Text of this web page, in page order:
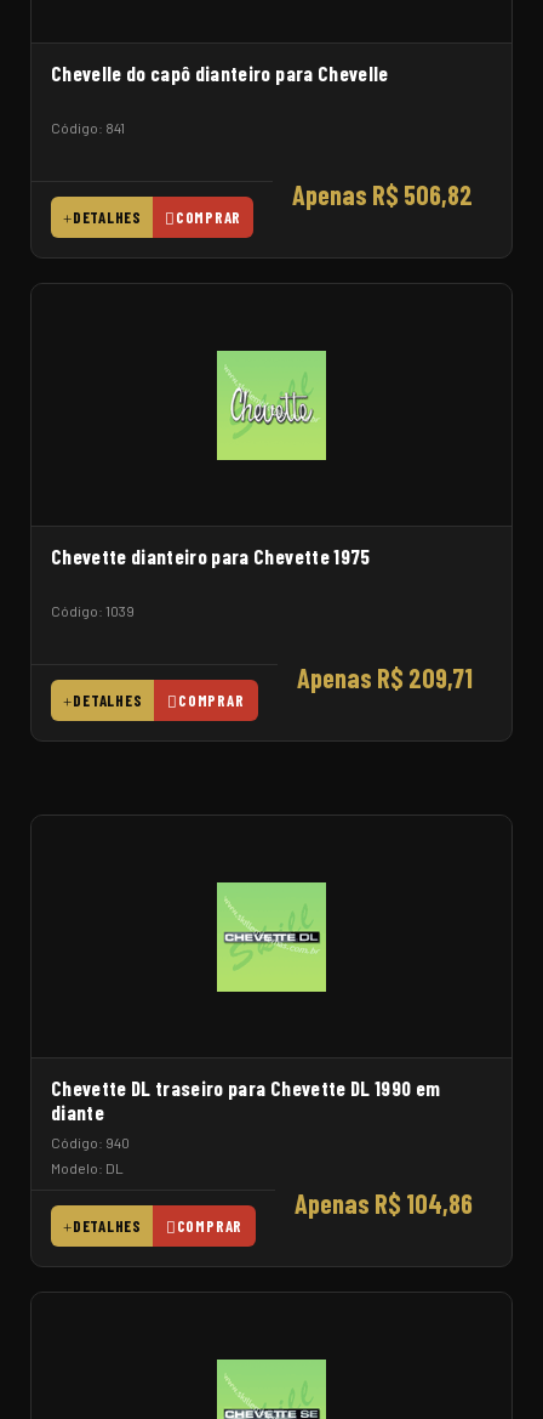
Chevelle do capô dianteiro para Chevelle
Código: 841
Apenas R$ 506,82
DETALHES COMPRAR
Chevette dianteiro para Chevette 1975
Código: 1039
Apenas R$ 209,71
DETALHES COMPRAR
Chevette DL traseiro para Chevette DL 1990 em
diante
Código: 940
Modelo: DL
Apenas R$ 104,86
DETALHES COMPRAR